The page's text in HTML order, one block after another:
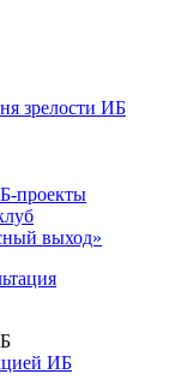
зрелости ИБ
проекты
выход»
ИБ